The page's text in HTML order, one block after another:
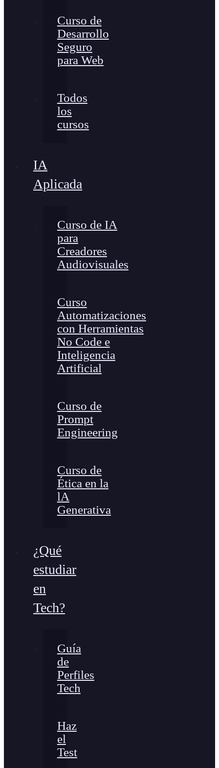
Curso de
Desarrollo
Seguro
para Web
Todos
los
cursos
IA
Aplicada
Curso de IA
para
Creadores
Audiovisuales
Curso
Automatizaciones
con Herramientas
No Code e
Inteligencia
Artificial
Curso de
Prompt
Engineering
Curso de
Ética en la
lA
Generativa
¿Qué
estudiar
en
Tech?
Guía
de
Perfiles
Tech
Haz
el
Test